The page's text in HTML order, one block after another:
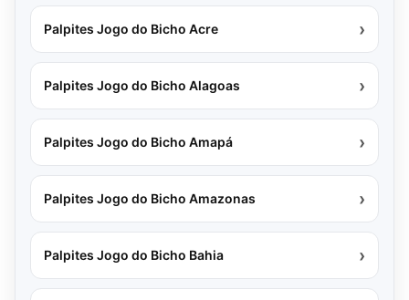
Palpites Jogo do Bicho Acre ›
Palpites Jogo do Bicho Alagoas ›
Palpites Jogo do Bicho Amapá ›
Palpites Jogo do Bicho Amazonas ›
Palpites Jogo do Bicho Bahia ›